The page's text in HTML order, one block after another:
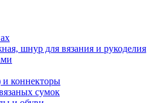
шнур для вязания и рукоделия
и коннекторы
сумок